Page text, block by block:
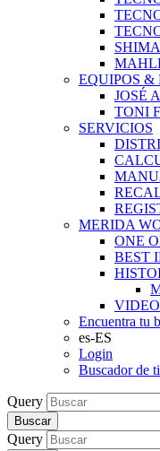
EQUIPOS &
JOSÉ
TONI
SERVICIOS
MERIDA
ONE
BEST
Encuentra tu
es-ES
Login
Buscador de
Query
Buscar
Query